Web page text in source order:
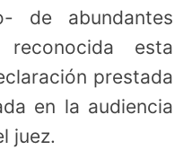
de abundantes
esta
prestada
en la audiencia
juez.